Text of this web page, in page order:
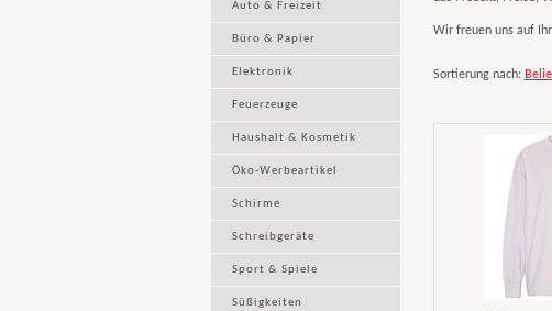
Auto & Freizeit
Büro & Papier
Elektronik
Feuerzeuge
Haushalt & Kosmetik
Öko-Werbeartikel
Schirme
Schreibgeräte
Sport & Spiele
Süßigkeiten
Wir freuen uns auf
Sortierung nach: